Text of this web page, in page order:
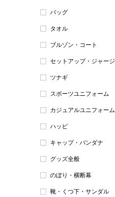
バッグ
タオル
ブルゾン・コート
セットアップ・ジャージ
ツナギ
スポーツユニフォーム
カジュアルユニフォーム
ハッピ
キャップ・バンダナ
グッズ全般
のぼり・横断幕
靴・くつ下・サンダル